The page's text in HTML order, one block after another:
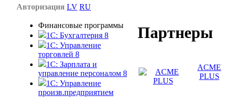
Авторизация LV RU
Финансовые программы
1С: Бухгалтерия 8
1C: Управление
торговлей 8
1C: Зарплата и
управление персоналом 8
1C: Управление
произв.предприятием
Партнеры
ACME
PLUS